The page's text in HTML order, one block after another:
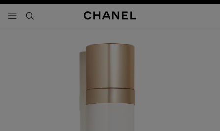
- navegación principal
buscar